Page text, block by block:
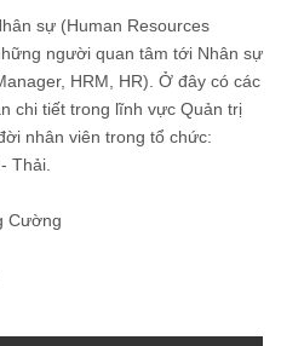
sự (Human Resources
người quan tâm tới Nhân sự
HRM, HR). Ở đây có các
chi tiết trong lĩnh vực Quản trị
nhân viên trong tổ chức:
Thải.
Cường